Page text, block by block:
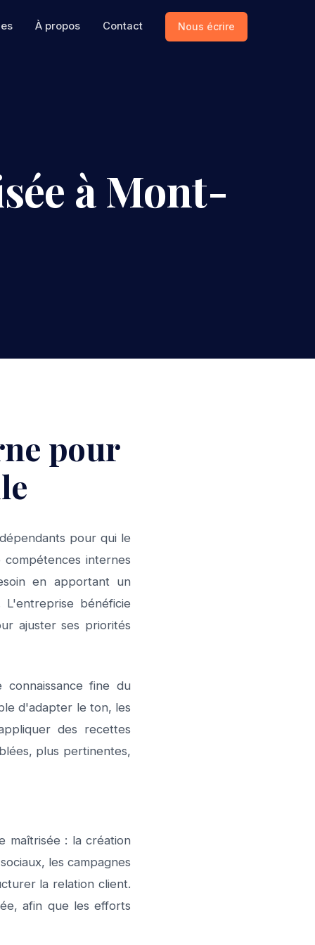
À propos Contact Nous écrire
à Mont-
pour
pour qui le
internes
en apportant un
bénéficie
ajuster ses priorités
fine du
d'adapter le ton, les
des recettes
plus pertinentes,
maîtrisée : la création
les campagnes
la relation client.
afin que les efforts